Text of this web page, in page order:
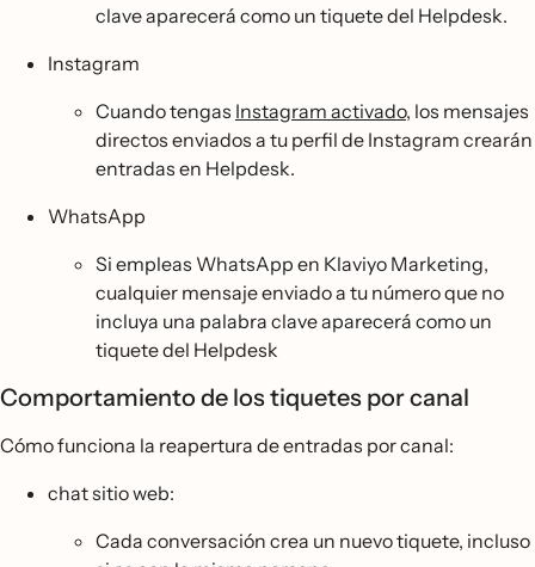
clave aparecerá como un tiquete del Helpdesk.
Instagram
Cuando tengas Instagram activado, los mensajes
directos enviados a tu perfil de Instagram crearán
entradas en Helpdesk.
WhatsApp
Si empleas WhatsApp en Klaviyo Marketing,
cualquier mensaje enviado a tu número que no
incluya una palabra clave aparecerá como un
tiquete del Helpdesk
Comportamiento de los tiquetes por canal
Cómo funciona la reapertura de entradas por canal:
chat sitio web:
Cada conversación crea un nuevo tiquete, incluso